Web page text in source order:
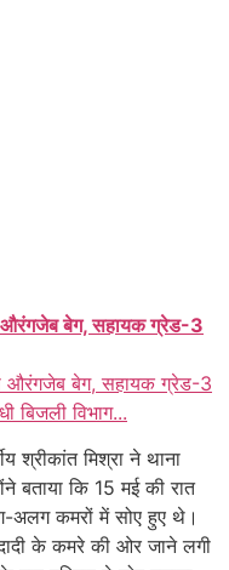
औरंगजेब बेग, सहायक ग्रेड-3
औरंगजेब बेग, सहायक ग्रेड-3
बिजली विभाग...
श्रीकांत मिश्रा ने थाना
बताया कि 15 मई की रात
अलग कमरों में सोए हुए थे।
दादी के कमरे की ओर जाने लगी